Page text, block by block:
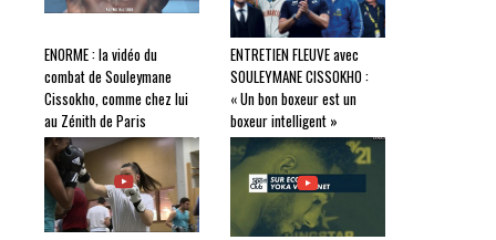
ENORME : la vidéo du
combat de Souleymane
Cissokho, comme chez lui
au Zénith de Paris
ENTRETIEN FLEUVE avec
SOULEYMANE CISSOKHO :
« Un bon boxeur est un
boxeur intelligent »